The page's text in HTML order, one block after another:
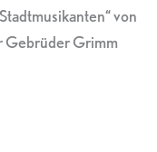
von
Gebrüder Grimm